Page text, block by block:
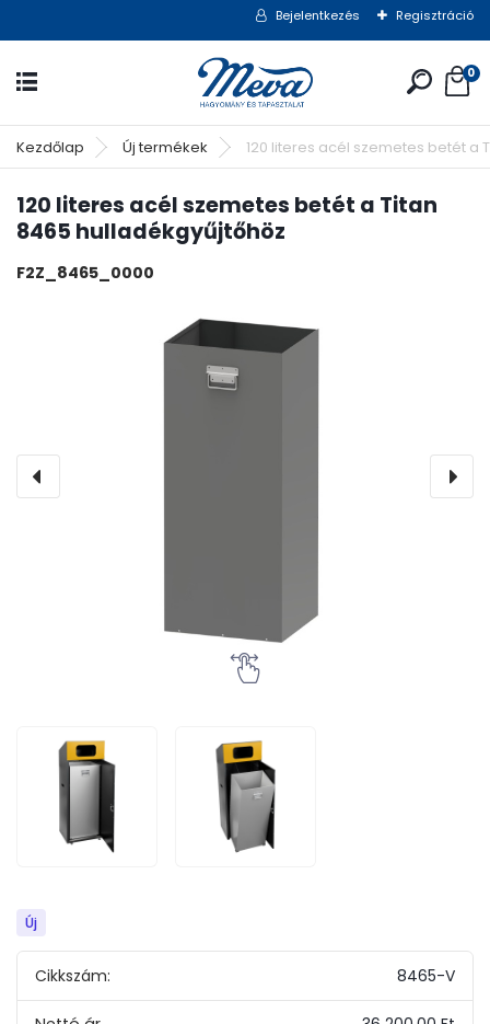
Bejelentkezés Regisztráció
0
Kezdőlap Új termékek 120 literes acél szemetes betét a
120 literes acél szemetes betét a Titan
8465 hulladékgyűjtőhöz
F2Z_8465_0000
Új
Cikkszám: 8465-V